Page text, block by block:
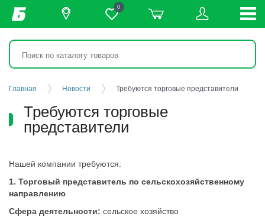
0
Главная Новости Требуются торговые представители
Требуются торговые
представители
Нашей компании требуются:
1. Торговый представитель по сельскохозяйственному
направлению
Сфера деятельности: сельское хозяйство